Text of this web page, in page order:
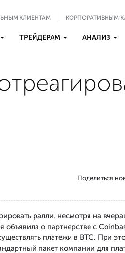
КЛИЕНТАМ КОРПОРАТИВНЫМ
ТРЕЙДЕРАМ АНАЛИЗ
Поделиться
ралли, несмотря на
о партнерстве с
платежи в BTC. При
пакет компании для